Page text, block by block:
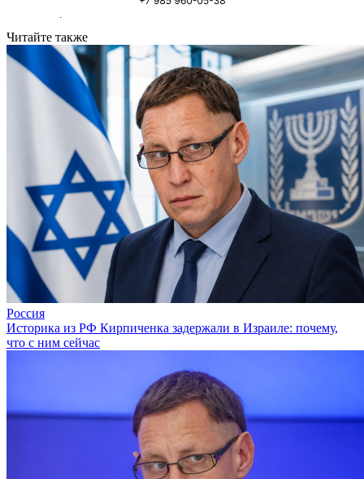
Читайте также
Россия
Историка из РФ Кирпиченка задержали в Израиле: почему,
что с ним сейчас